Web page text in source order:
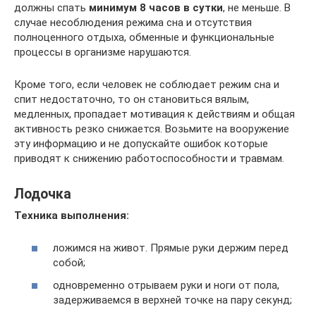
должны спать минимум 8 часов в сутки, не меньше. В
случае несоблюдения режима сна и отсутствия
полноценного отдыха, обменные и функциональные
процессы в организме нарушаются.
Кроме того, если человек не соблюдает режим сна и
спит недостаточно, то он становиться вялым,
медленных, пропадает мотивация к действиям и общая
активность резко снижается. Возьмите на вооружение
эту информацию и не допускайте ошибок которые
приводят к снижению работоспособности и травмам.
Лодочка
Техника выполнения:
ложимся на живот. Прямые руки держим перед
собой;
одновременно отрываем руки и ноги от пола,
задерживаемся в верхней точке на пару секунд;